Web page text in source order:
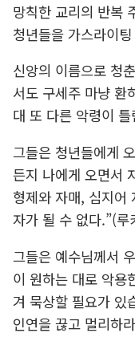
망칙한 교리의 반복
청년들을 가스라이
신앙의 이름으로 청
서도 구세주 마냥 환
대 또 다른 악령이
그들은 청년들에게
든지 나에게 오면서
형제와 자매, 심지어
자가 될 수 없다.”(
그들은 예수님께서
이 원하는 대로 악용
겨 묵상할 필요가 있
인연을 끊고 멀리하